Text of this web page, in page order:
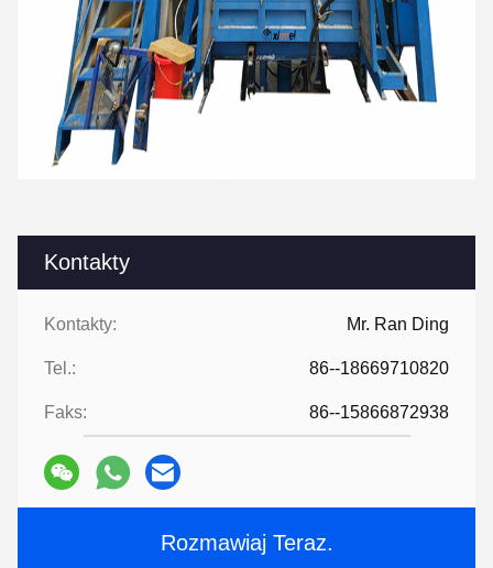
Kontakty
Kontakty: Mr. Ran Ding
Tel.: 86--18669710820
Faks: 86--15866872938
Rozmawiaj Teraz.